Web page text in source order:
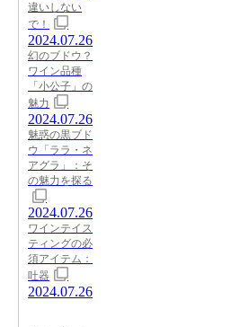
違いしない
で！
2024.07.26
幻のブドウ？
ワイン品種
「小公子」の
魅力
2024.07.26
魅惑の黒ブド
ウ「ララ・ネ
アグラ」：そ
の魅力を探る
2024.07.26
ワインテイス
ティングの必
須アイテム：
吐器
2024.07.26